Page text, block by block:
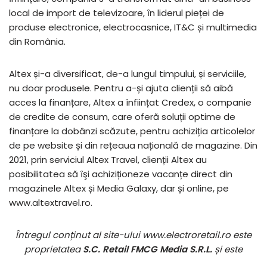
local de import de televizoare, ȋn liderul pieței de
produse electronice, electrocasnice, IT&C și multimedia
din România.
Altex și-a diversificat, de-a lungul timpului, și serviciile,
nu doar produsele. Pentru a-și ajuta clienții să aibă
acces la finanțare, Altex a înființat Credex, o companie
de credite de consum, care oferă soluții optime de
finanțare la dobânzi scăzute, pentru achiziția articolelor
de pe website și din rețeaua națională de magazine. Din
2021, prin serviciul Altex Travel, clienții Altex au
posibilitatea să ȋşi achiziționeze vacanțe direct din
magazinele Altex și Media Galaxy, dar și online, pe
www.altextravel.ro.
Întregul conținut al site-ului www.electroretail.ro este
proprietateaS.C. Retail FMCG Media S.R.L. și este